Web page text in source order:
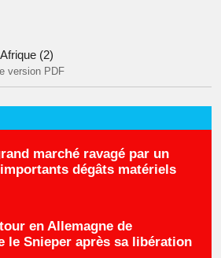
(2)
version PDF
marché ravagé par un
dégâts matériels
en Allemagne de
le Snieper après sa libération